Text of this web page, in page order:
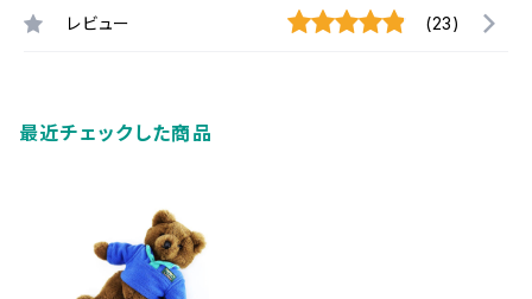
レビュー (23)
最近チェックした商品